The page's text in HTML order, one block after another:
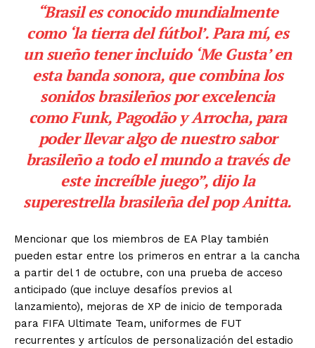
“Brasil es conocido mundialmente
como ‘la tierra del fútbol’. Para mí, es
un sueño tener incluido ‘Me Gusta’ en
esta banda sonora, que combina los
sonidos brasileños por excelencia
como Funk, Pagodão y Arrocha, para
poder llevar algo de nuestro sabor
brasileño a todo el mundo a través de
este increíble juego”, dijo la
superestrella brasileña del pop Anitta.
Mencionar que los miembros de EA Play también
pueden estar entre los primeros en entrar a la cancha
a partir del 1 de octubre, con una prueba de acceso
anticipado (que incluye desafíos previos al
lanzamiento), mejoras de XP de inicio de temporada
para FIFA Ultimate Team, uniformes de FUT
recurrentes y artículos de personalización del estadio